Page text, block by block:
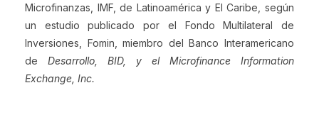
Microfinanzas, IMF, de Latinoamérica y El Caribe, según
un estudio publicado por el Fondo Multilateral de
Inversiones, Fomin, miembro del Banco Interamericano
de Desarrollo, BID, y el Microfinance Information
Exchange, Inc.